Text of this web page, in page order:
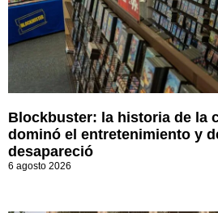
Blockbuster: la historia de la
dominó el entretenimiento y
desapareció
6 agosto 2026